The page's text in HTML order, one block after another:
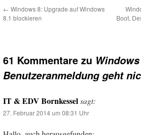
← Windows 8: Upgrade auf Windows
8.1 blockieren
Boot,
61 Kommentare zu
Benutzeranmeldung geht
IT & EDV Bornkesselsagt:
27. Februar 2014 um 08:31 Uhr